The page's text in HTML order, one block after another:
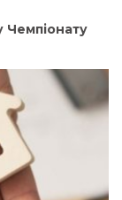
Чемпіонату